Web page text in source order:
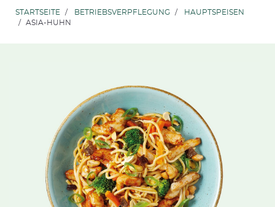
STARTSEITE BETRIEBSVERPFLEGUNG
HAUPTSPEISEN
ASIA-HUHN